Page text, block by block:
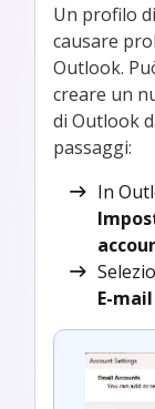
Un profilo
causare
Outlook.
creare un
di Outlook
passaggi:
In
E-mail